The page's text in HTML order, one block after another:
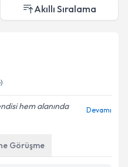
Akıllı Sıralama
hem alanında
Devamı
Görüşme